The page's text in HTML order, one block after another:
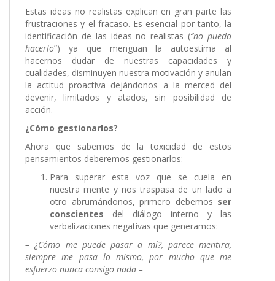
Estas ideas no realistas explican en gran parte las
frustraciones y el fracaso. Es esencial por tanto, la
identificación de las ideas no realistas (“no puedo
hacerlo”) ya que menguan la autoestima al
hacernos dudar de nuestras capacidades y
cualidades, disminuyen nuestra motivación y anulan
la actitud proactiva dejándonos a la merced del
devenir, limitados y atados, sin posibilidad de
acción.
¿Cómo gestionarlos?
Ahora que sabemos de la toxicidad de estos
pensamientos deberemos gestionarlos:
Para superar esta voz que se cuela en
nuestra mente y nos traspasa de un lado a
otro abrumándonos, primero debemos ser
conscientes del diálogo interno y las
verbalizaciones negativas que generamos:
– ¿Cómo me puede pasar a mí?, parece mentira,
siempre me pasa lo mismo, por mucho que me
esfuerzo nunca consigo nada –